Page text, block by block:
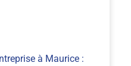
à Maurice :